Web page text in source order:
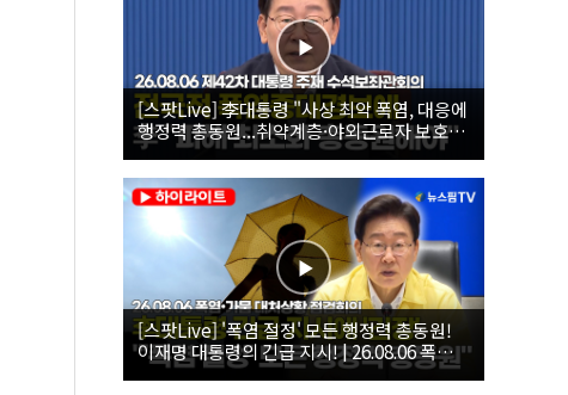
[스팟Live] 李대통령 "사상 최악 폭염, 대응에
행정력 총동원...취약계층·야외근로자 보호에
힘써야"｜26.08.06 제42차 대통령 주재 수석
보좌관회의
[스팟Live] '폭염 절정' 모든 행정력 총동원!
이재명 대통령의 긴급 지시! | 26.08.06 폭염•
가뭄 대처상황 점검회의